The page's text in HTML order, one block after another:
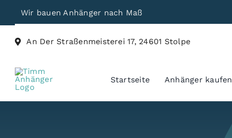
Wir bauen Anhänger nach Maß
An Der Straßenmeisterei 17, 24601 Stolpe
Startseite Anhänger kaufen